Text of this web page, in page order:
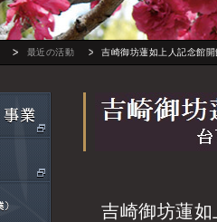
最近の活動 吉崎御坊蓮如上人記念館
吉崎御坊蓮如